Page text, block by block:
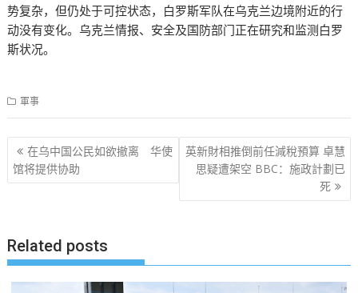
势复杂，但仍处于可控状态，白罗斯军队在乌克兰边境附近的行
动没有变化。乌克兰情报、安全及国防部门正在研究和监测白罗
斯状况。
軍事
文
章
在乌中国公民如欲撤离 华使
馆将提供协助
英新財相推倒前任減稅預算 卓慧
思疑遭架空 BBC：施政計劃已
死
Related posts